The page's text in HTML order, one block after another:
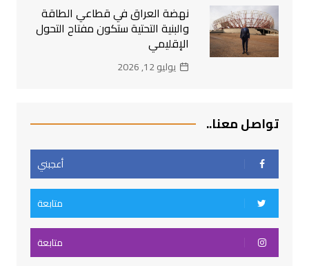
نهضة العراق في قطاعي الطاقة
والبنية التحتية ستكون مفتاح التحول
الإقليمي
يوليو 12, 2026
تواصل معنا..
أعجبني
متابعة
متابعة